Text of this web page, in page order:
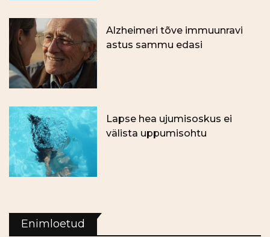
Alzheimeri tõve immuunravi
astus sammu edasi
Lapse hea ujumisoskus ei
välista uppumisohtu
Enimloetud